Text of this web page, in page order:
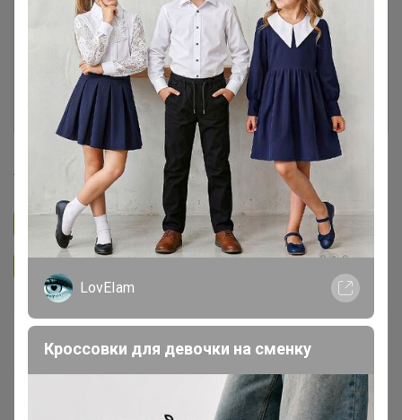
TanyaPK
Подписаться на закупку 287
Ожидаем поставку
~ 14 дней
LovEIam
Кроссовки для девочки на сменку